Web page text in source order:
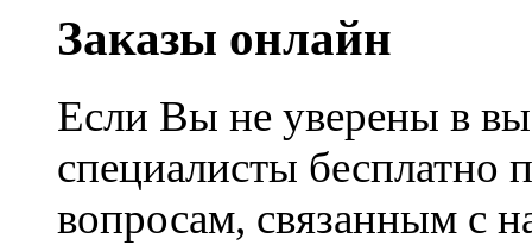
Заказы онлайн
Если Вы не уверены в
специалисты
вопросам, связанным с